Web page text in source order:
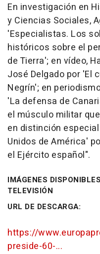
En investigación en
y Ciencias Sociales,
'Especialistas. Los
históricos sobre el
de Tierra'; en vídeo,
José Delgado por 'El
Negrín'; en
'La defensa de
el músculo militar
en distinción
Unidos de América'
el Ejército español".
IMÁGENES
TELEVISIÓN
URL DE DESCARGA:
https://
preside-60-...